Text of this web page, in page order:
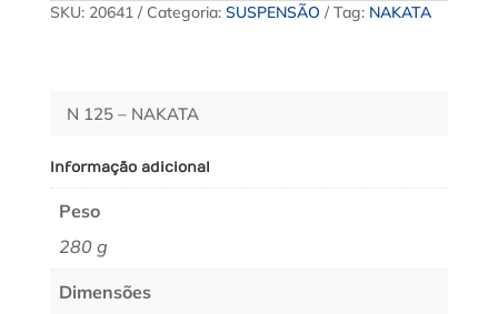
SKU: 20641 Categoria: SUSPENSÃO Tag: NAKATA
N 125 – NAKATA
Informação adicional
Peso
280 g
Dimensões